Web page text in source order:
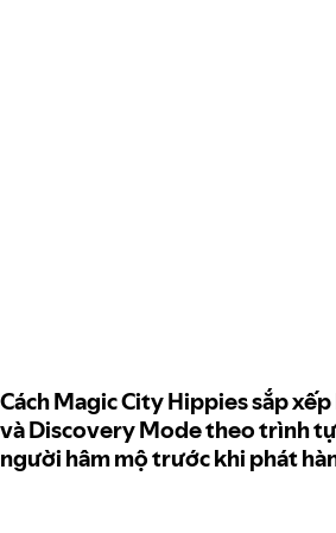
Cách Magic City Hippies sắp
và Discovery Mode theo trình
người hâm mộ trước khi phát